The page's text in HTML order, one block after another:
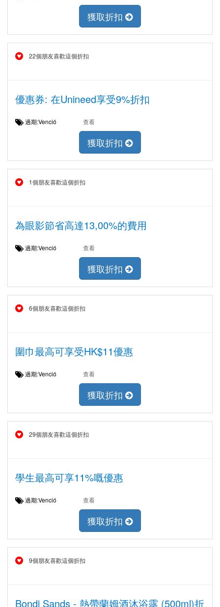
獲取折扣
22個朋友喜歡這個折扣
優惠券: 在Unineed享受9%折扣
過期:Venció 查看
獲取折扣
1個朋友喜歡這個折扣
為眼影節省高達13,00%的費用
過期:Venció 查看
獲取折扣
6個朋友喜歡這個折扣
圍巾最高可享受HK$11優惠
過期:Venció 查看
獲取折扣
29個朋友喜歡這個折扣
學生最高可享11%嘅優惠
過期:Venció 查看
獲取折扣
9個朋友喜歡這個折扣
Bondi Sands - 熱帶蘭姆酒沐浴露 (500ml)折